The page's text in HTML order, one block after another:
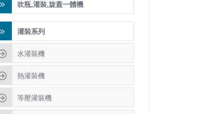
吹瓶,灌裝,旋蓋一體機
灌裝系列
水灌裝機
熱灌裝機
等壓灌裝機